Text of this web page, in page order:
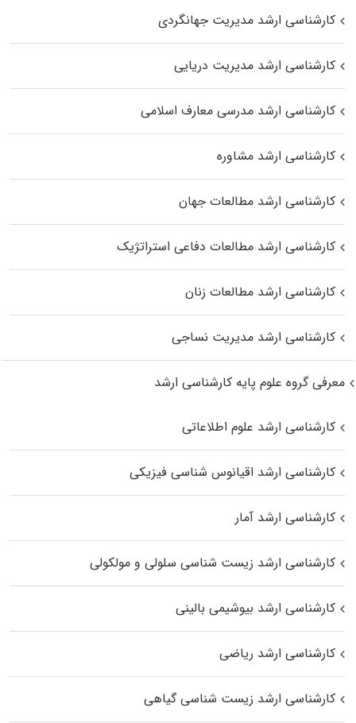
کارشناسی ارشد مدیریت جهانگردی
کارشناسی ارشد مدیریت دریایی
کارشناسی ارشد مدرسی معارف اسلامی
کارشناسی ارشد مشاوره
کارشناسی ارشد مطالعات جهان
کارشناسی ارشد مطالعات دفاعی استراتژیک
کارشناسی ارشد مطالعات زنان
کارشناسی ارشد مدیریت نساجی
معرفی گروه علوم پایه کارشناسی ارشد
کارشناسی ارشد علوم اطلاعاتی
کارشناسی ارشد اقیانوس‌ شناسی فیزیکی
کارشناسی ارشد آمار
کارشناسی ارشد زیست شناسی سلولی و مولکولی
کارشناسی ارشد بیوشیمی بالینی
کارشناسی ارشد ریاضی
کارشناسی ارشد زیست‌ شناسی گیاهی